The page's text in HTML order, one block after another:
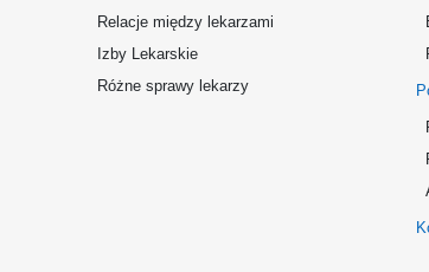
Relacje między lekarzami
Izby Lekarskie
Różne sprawy lekarzy